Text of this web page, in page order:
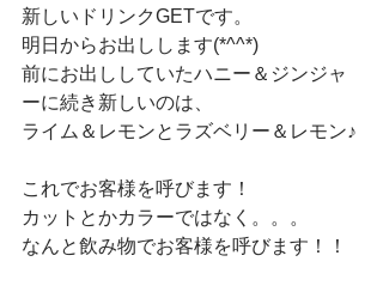
新しいドリンクGETです。
明日からお出しします(*^^*)
前にお出ししていたハニー＆ジンジャ
ーに続き新しいのは、
ライム＆レモンとラズベリー＆レモン♪
これでお客様を呼びます！
カットとかカラーではなく。。。
なんと飲み物でお客様を呼びます！！